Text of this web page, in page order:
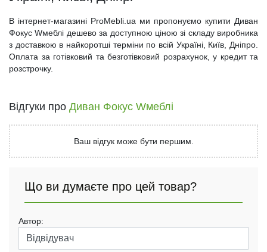
В інтернет-магазині ProMebli.ua ми пропонуємо купити Диван
Фокус Wмеблі дешево за доступною ціною зі складу виробника
з доставкою в найкоротші терміни по всій Україні, Київ, Дніпро.
Оплата за готівковий та безготівковий розрахунок, у кредит та
розстрочку.
Відгуки про Диван Фокус Wмеблі
Ваш відгук може бути першим.
Що ви думаєте про цей товар?
Автор: